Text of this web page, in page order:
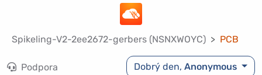
Spikeling-V2-2ee2672-gerbers (NSNXWOYC) PCB
Podpora Dobrý den,Anonymous